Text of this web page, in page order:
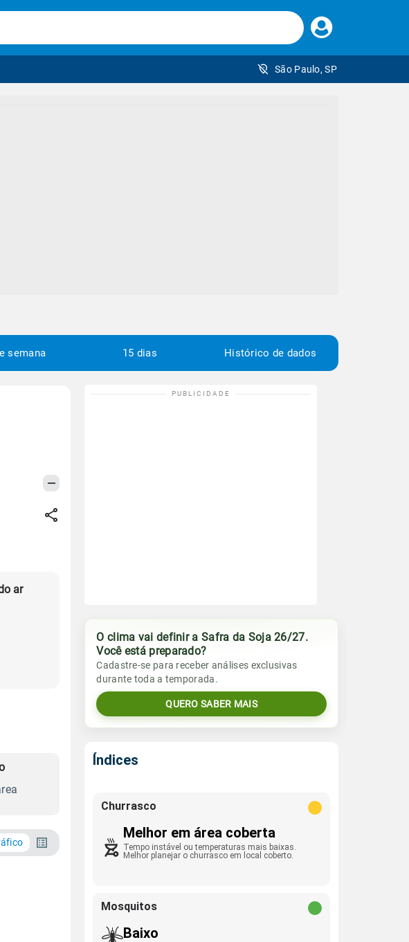
Faça
seu
São Paulo, SP
semana 15 dias Histórico de dados
ar
O clima vai definir a Safra da Soja 26/27.
Você está preparado?
Cadastre-se para receber análises exclusivas
durante toda a temporada.
QUERO SABER MAIS
Índices
Churrasco
Melhor em área coberta
Tempo instável ou temperaturas mais baixas.
Melhor planejar o churrasco em local coberto.
Mosquitos
Baixo